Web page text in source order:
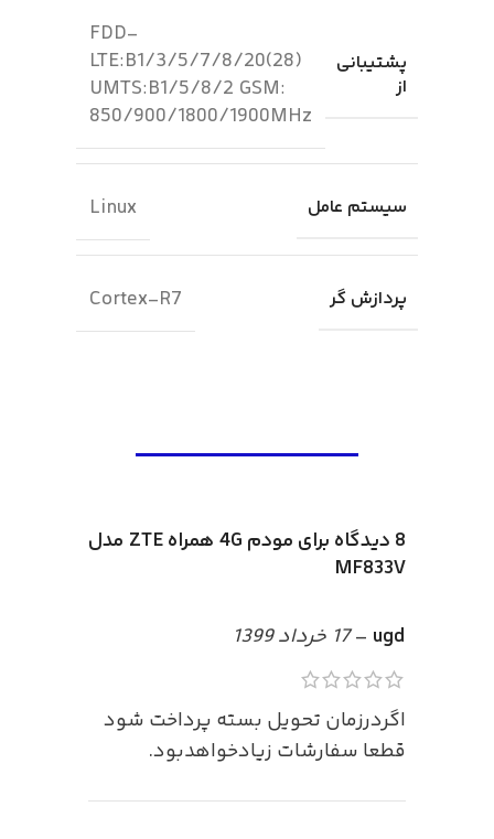
پشتیبانی
از
FDD-
LTE:B1/3/5/7/8/20(28)
UMTS:B1/5/8/2 GSM:
850/900/1800/1900MHz
سیستم عامل Linux
پردازش گر Cortex-R7
8 دیدگاه برای
مودم 4G همراه ZTE مدل
MF833V
ugd
– 17 خرداد 1399
اگردرزمان تحویل بسته پرداخت شود
قطعا سفارشات زیادخواهدبود.